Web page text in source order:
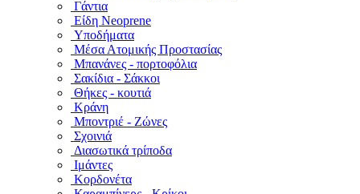
Γάντια
Είδη Neoprene
Υποδήματα
Μέσα Ατομικής Προστασίας
Μπανάνες - πορτοφόλια
Σακίδια - Σάκκοι
Θήκες - κουτιά
Κράνη
Μποντριέ - Ζώνες
Σχοινιά
Διασωτικά τρίποδα
Ιμάντες
Κορδονέτα